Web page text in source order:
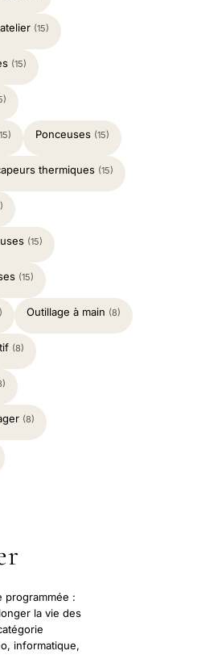
(15)
(15)
Ponceuses (15)
thermiques (15)
(15)
(15)
Outillage à main (8)
(8)
(8)
programmée :
la vie des
informatique,